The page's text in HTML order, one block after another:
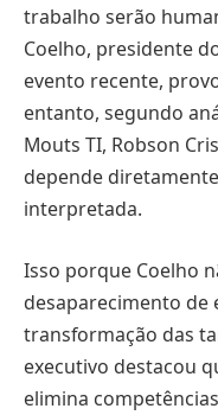
trabalho serão
Coelho, presidente
evento recente,
entanto, segundo
Mouts TI, Robson
depende
interpretada.
Isso porque Coelho
desaparecimento de
transformação das
executivo destacou
elimina